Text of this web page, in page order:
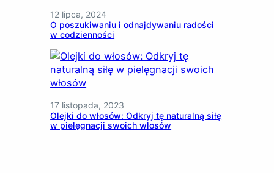
12 lipca, 2024
O poszukiwaniu i odnajdywaniu radości
w codzienności
17 listopada, 2023
Olejki do włosów: Odkryj tę naturalną siłę
w pielęgnacji swoich włosów